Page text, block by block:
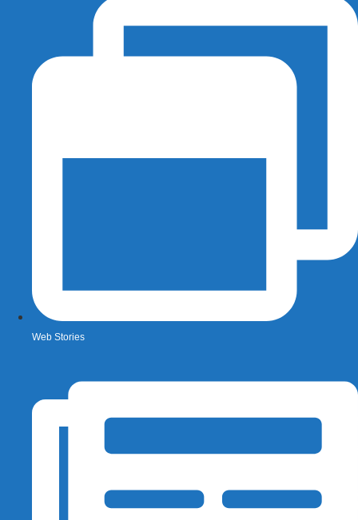
Web Stories